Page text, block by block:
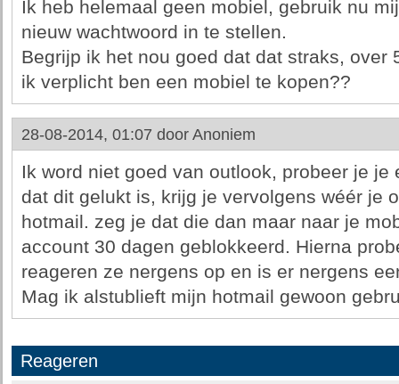
Ik heb helemaal geen mobiel, gebruik nu
nieuw wachtwoord in te stellen.
Begrijp ik het nou goed dat dat straks, over
ik verplicht ben een mobiel te kopen??
28-08-2014, 01:07 door Anoniem
Ik word niet goed van outlook, probeer je
dat dit gelukt is, krijg je vervolgens wéér je
hotmail. zeg je dat die dan maar naar je
account 30 dagen geblokkeerd. Hierna
reageren ze nergens op en is er nergens
Mag ik alstublieft mijn hotmail gewoon
Reageren